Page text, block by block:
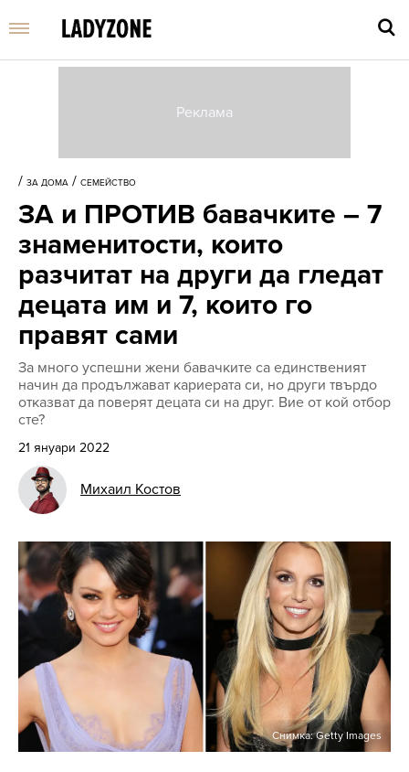
и
/ ЗА ДОМА / СЕМЕЙСТВО
ЗА и ПРОТИВ бавачките – 7
знаменитости, които
разчитат на други да гледат
децата им и 7, които го
правят сами
За много успешни жени бавачките са единственият
начин да продължават кариерата си, но други твърдо
отказват да поверят децата си на друг. Вие от кой отбор
сте?
21 януари 2022
Михаил Костов
Снимка: Getty Images